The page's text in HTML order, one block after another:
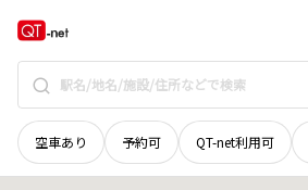
空車あり 予約可 QT-net利用可
宮城県